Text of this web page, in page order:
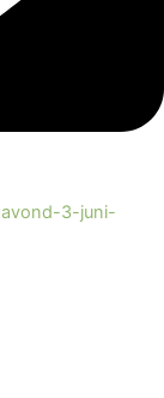
3-juni-